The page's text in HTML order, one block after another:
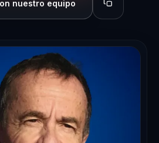
nuestro equipo Copiar perfil